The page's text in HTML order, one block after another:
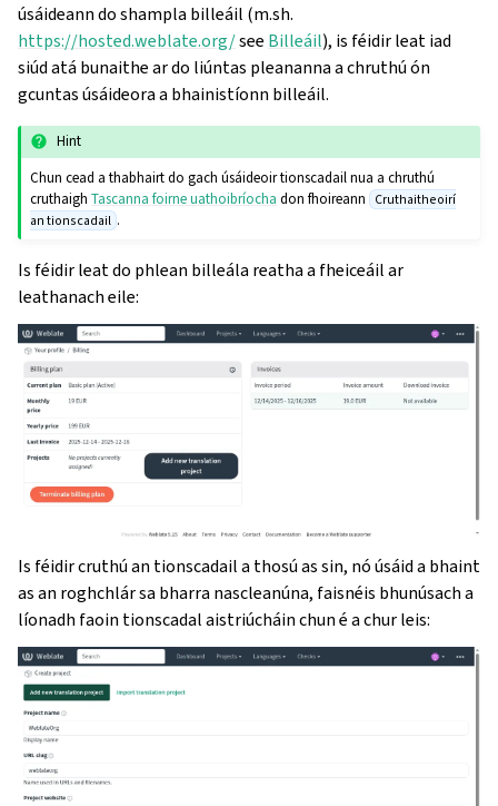
úsáideann do shampla billeáil (m.sh.
https://hosted.weblate.org/see Billeáil), is féidir leat iad
siúd atá bunaithe ar do liúntas pleananna a chruthú ón
gcuntas úsáideora a bhainistíonn billeáil.
Hint
Chun cead a thabhairt do gach úsáideoir tionscadail nua a chruthú
cruthaighTascanna foirne uathoibríocha don fhoireann Cruthaitheoirí
an tionscadail .
Is féidir leat do phlean billeála reatha a fheiceáil ar
leathanach eile:
Is féidir cruthú an tionscadail a thosú as sin, nó úsáid a bhaint
as an roghchlár sa bharra nascleanúna, faisnéis bhunúsach a
líonadh faoin tionscadal aistriúcháin chun é a chur leis: